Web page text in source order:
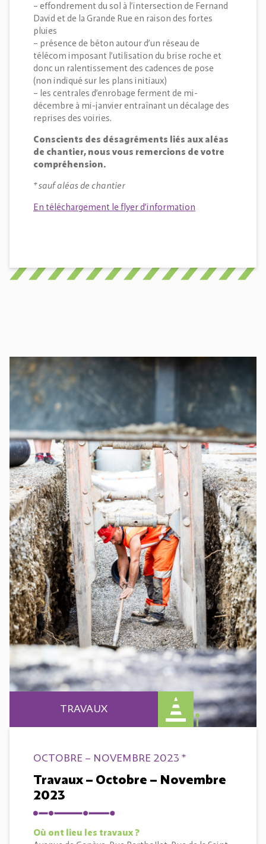
– effondrement du sol à l’intersection de Fernand
David et de la Grande Rue en raison des fortes
pluies
– présence de béton autour d’un réseau de
télécom imposant l’utilisation du brise roche et
donc un ralentissement des cadences de pose
(non indiqué sur les plans initiaux)
– les centrales d’enrobage ferment de mi-
décembre à mi-janvier entraînant un décalage des
reprises des voiries.
Conscients des désagréments liés aux aléas
de chantier, nous vous remercions de votre
compréhension.
* sauf aléas de chantier
En téléchargement le flyer d’information
TRAVAUX
OCTOBRE – NOVEMBRE 2023 *
Travaux – Octobre – Novembre
2023
Où ont lieu les travaux ?